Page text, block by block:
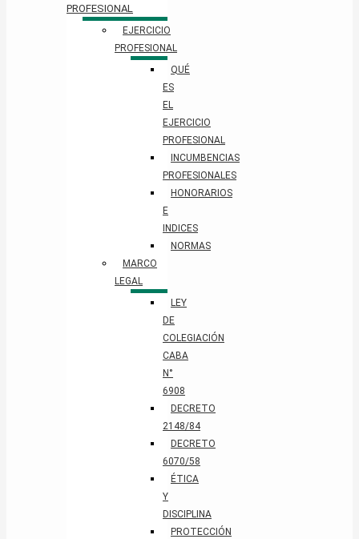
PROFESIONAL
EJERCICIO
PROFESIONAL
QUÉ
ES
EL
EJERCICIO
PROFESIONAL
INCUMBENCIAS
PROFESIONALES
HONORARIOS
E
INDICES
NORMAS
MARCO
LEGAL
LEY
DE
COLEGIACIÓN
CABA
N°
6908
DECRETO
2148/84
DECRETO
6070/58
ÉTICA
Y
DISCIPLINA
PROTECCIÓN